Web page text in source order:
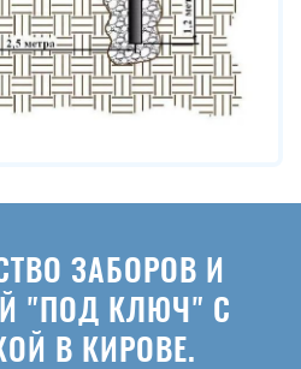
ЗАБОРОВ И
"ПОД КЛЮЧ" С
В КИРОВЕ.